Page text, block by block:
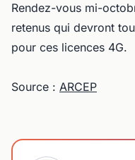
Rendez-vous mi-
retenus qui devront
pour ces licences 4G.
Source : ARCEP